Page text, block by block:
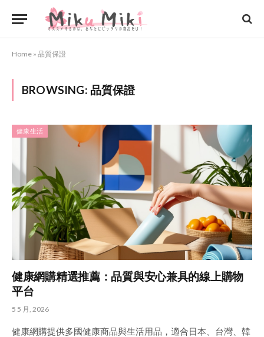
Home » 品質保證
BROWSING: 品質保證
健康生活
健康網購精選推薦：品質與安心兼具的線上購物
平台
5 5 月, 2026
健康網購提供多國健康商品與生活用品，適合日本、台灣、韓